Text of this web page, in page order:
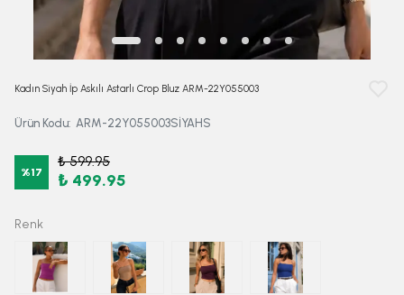
Kadın Siyah İp Askılı Astarlı Crop Bluz ARM-22Y055003
Ürün Kodu: ARM-22Y055003SİYAHS
%17
₺ 599.95
₺ 499.95
Renk